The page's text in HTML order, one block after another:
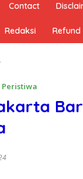
Contact
Redaksi Refund
Peristiwa